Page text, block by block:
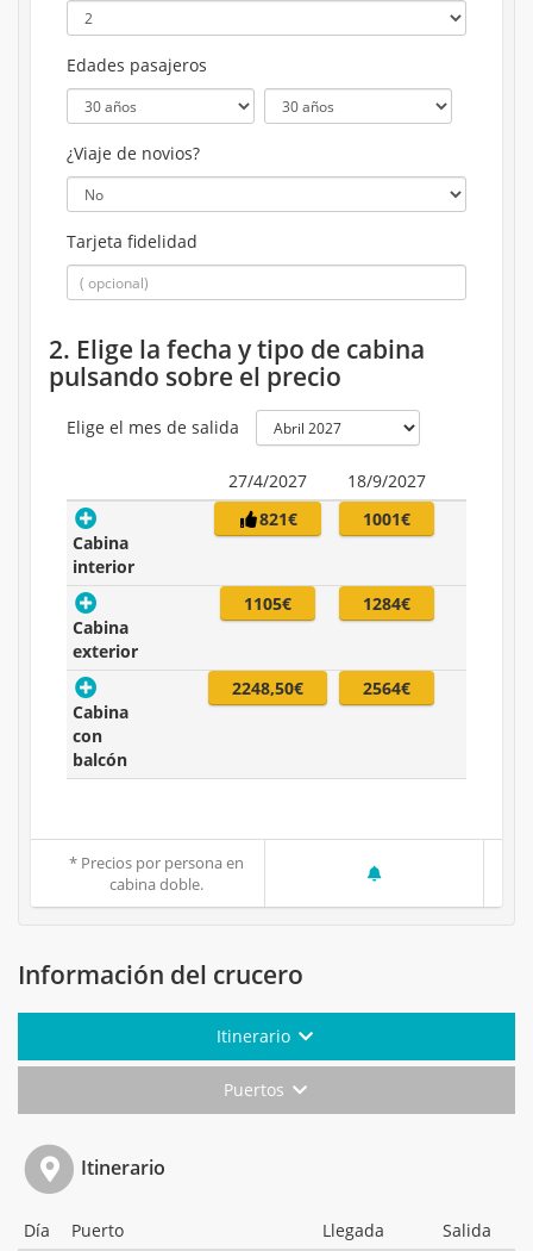
Edades pasajeros
¿Viaje de novios?
Tarjeta fidelidad
2. Elige la fecha y tipo de cabina
pulsando sobre el precio
Elige el mes de salida
27/4/2027 18/9/2027
Cabina
interior
821€ 1001€
Cabina
exterior
1105€ 1284€
Cabina
con
balcón
2248,50€ 2564€
* Precios por persona en
cabina doble.
Información del crucero
Itinerario
Puertos
Itinerario
Día Puerto Llegada Salida